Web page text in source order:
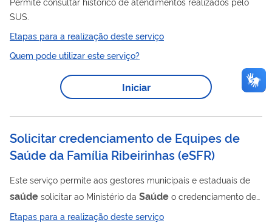
SUS.
Etapas para a realização deste serviço
Quem pode utilizar este serviço?
Iniciar
Solicitar credenciamento de Equipes de
Saúde da Família Ribeirinhas(eSFR)
Este serviço permite aos gestores municipais e estaduais de
saúde solicitar ao Ministério da Saúde o credenciamento de
Equipes de Saúdeda Família Ribeirinhas (eSFR), responsáveis
Etapas para a realização deste serviço